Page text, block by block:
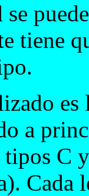
se
tiene
a
C
Cada